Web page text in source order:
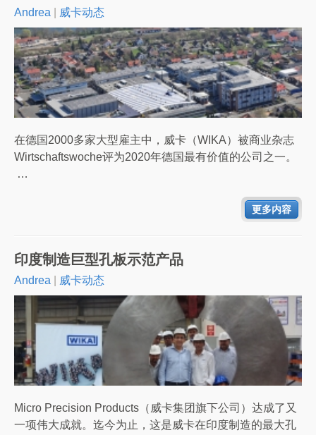
Andrea 威卡动态
在德国2000多家大型雇主中，威卡（WIKA）被商业杂志
Wirtschaftswoche评为2020年德国最有价值的公司之一。
…
更多内容
印度制造巨型孔板示范产品
Andrea 威卡动态
Micro Precision Products（威卡集团旗下公司）达成了又
一项伟大成就。迄今为止，这是威卡在印度制造的最大孔